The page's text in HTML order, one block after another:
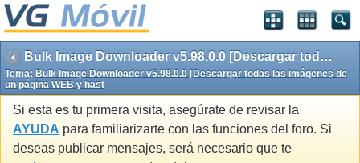
Bulk Image Downloader v5.98.0.0 [Descargar todas las imágenes de un página WEB y hast
Tema: Bulk Image Downloader v5.98.0.0 [Descargar todas las imágenes de
un página WEB y hast
Si esta es tu primera visita, asegúrate de revisar la
AYUDA para familiarizarte con las funciones del foro. Si
deseas publicar mensajes, será necesario que te